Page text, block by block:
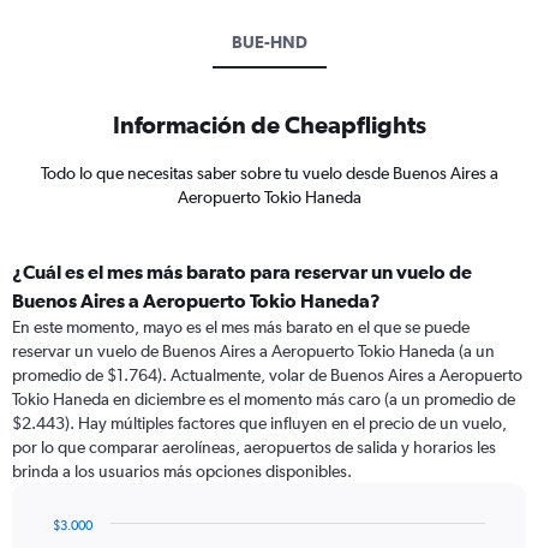
BUE-HND
Información de Cheapflights
Todo lo que necesitas saber sobre tu vuelo desde Buenos Aires a
Aeropuerto Tokio Haneda
¿Cuál es el mes más barato para reservar un vuelo de
Buenos Aires a Aeropuerto Tokio Haneda?
En este momento, mayo es el mes más barato en el que se puede
reservar un vuelo de Buenos Aires a Aeropuerto Tokio Haneda (a un
promedio de $1.764). Actualmente, volar de Buenos Aires a Aeropuerto
Tokio Haneda en diciembre es el momento más caro (a un promedio de
$2.443). Hay múltiples factores que influyen en el precio de un vuelo,
por lo que comparar aerolíneas, aeropuertos de salida y horarios les
brinda a los usuarios más opciones disponibles.
$3.000